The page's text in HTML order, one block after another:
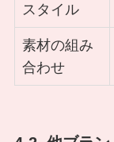
スタイル
素材の組み
合わせ